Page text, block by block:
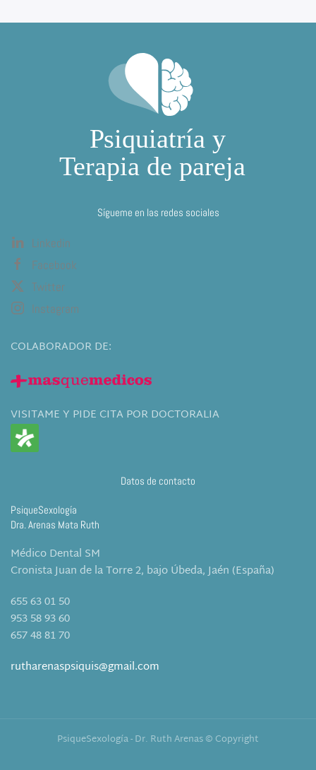
Sígueme en las redes sociales
Linkedin
Facebook
Twitter
Instagram
COLABORADOR DE:
VISITAME Y PIDE CITA POR DOCTORALIA
Datos de contacto
PsiqueSexología
Dra. Arenas Mata Ruth
Médico Dental SM
Cronista Juan de la Torre 2, bajo Úbeda, Jaén (España)
655 63 01 50
953 58 93 60
657 48 81 70
rutharenaspsiquis@gmail.com
PsiqueSexología - Dr. Ruth Arenas © Copyright